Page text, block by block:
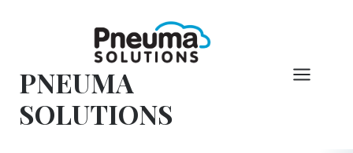
PNEUMA
SOLUTIONS